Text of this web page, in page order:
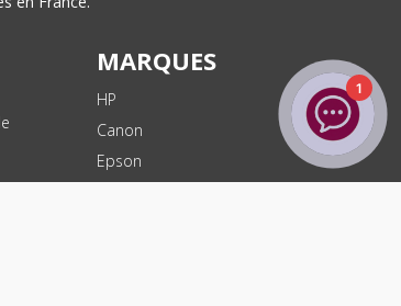
MARQUES
HP
Canon
Epson
1